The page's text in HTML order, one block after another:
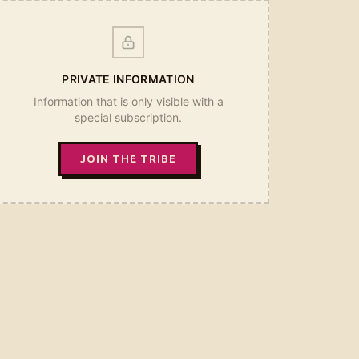
PRIVATE INFORMATION
Information that is only visible with a
special subscription.
JOIN THE TRIBE